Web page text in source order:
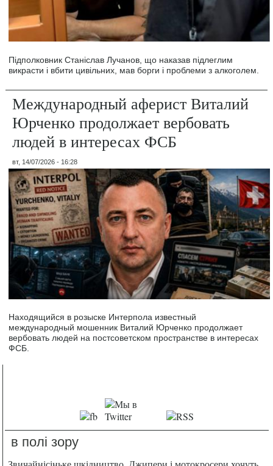
Підполковник Станіслав Лучанов, що наказав підлеглим
викрасти і вбити цивільних, мав борги і проблеми з алкоголем.
Международный аферист Виталий
Юрченко продолжает вербовать
людей в интересах ФСБ
вт, 14/07/2026 - 16:28
Находящийся в розыске Интерпола известный
международный мошенник Виталий Юрченко продолжает
вербовать людей на постсоветском пространстве в интересах
ФСБ.
в полі зору